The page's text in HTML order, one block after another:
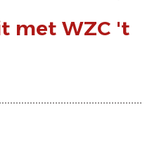
met WZC 't